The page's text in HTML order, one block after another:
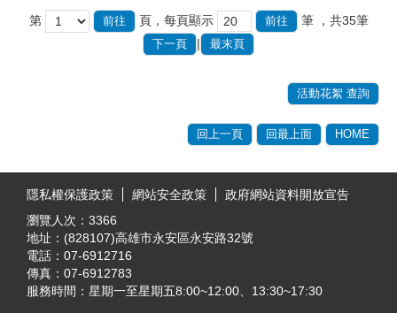
第 頁，每頁顯示 筆 ，共35筆
下一頁 | 最末頁
活動花絮 查詢
回上一頁 回最上面 HOME
隱私權保護政策
網站安全政策
政府網站資料開放宣告
瀏覽人次： 3366
地址：(828107)高雄市永安區永安路32號
電話：07-6912716
傳真：07-6912783
服務時間：星期一至星期五8:00~12:00、13:30~17:30